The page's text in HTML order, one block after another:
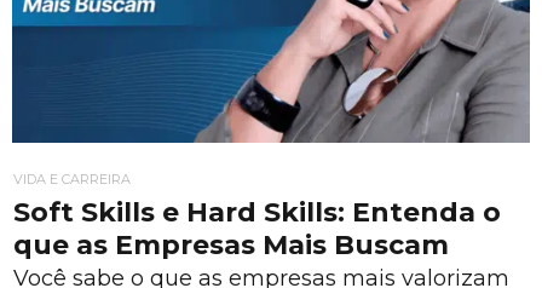
VIDA E CARREIRA
Soft Skills e Hard Skills: Entenda o
que as Empresas Mais Buscam
Você sabe o que as empresas mais valorizam